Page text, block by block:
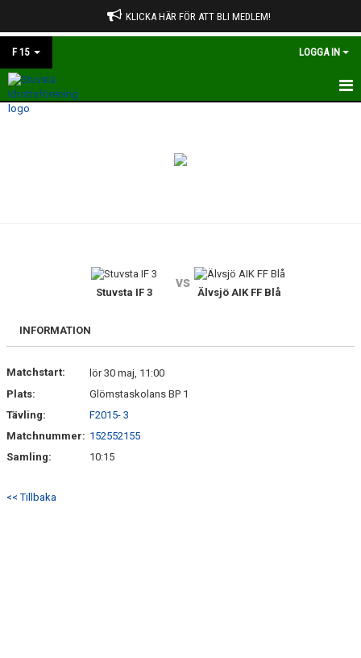
KLICKA HÄR FÖR ATT BLI MEDLEM!
F 15 LOGGA IN
HEM
DOKUMENT
Stuvsta IF 3
vs
Älvsjö AIK FF Blå
INFORMATION
Matchstart:
lör 30 maj, 11:00
Plats:
Glömstaskolans BP 1
Tävling:
F2015- 3
Matchnummer: 152552155
Samling:
10:15
<< Tillbaka